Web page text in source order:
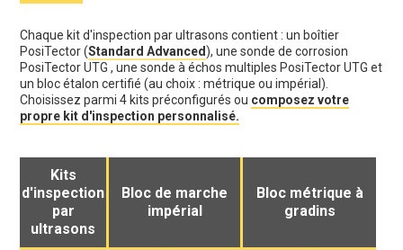
Chaque kit d'inspection par ultrasons contient : un boîtier
PosiTector (Standard Advanced), une sonde de corrosion
PosiTector UTG , une sonde à échos multiples PosiTector UTG et
un bloc étalon certifié (au choix : métrique ou impérial).
Choisissez parmi 4 kits préconfigurés ou composez votre
propre kit d'inspection personnalisé.
Kits
d'inspection
par
ultrasons
Bloc de marche
impérial
Bloc métrique à
gradins